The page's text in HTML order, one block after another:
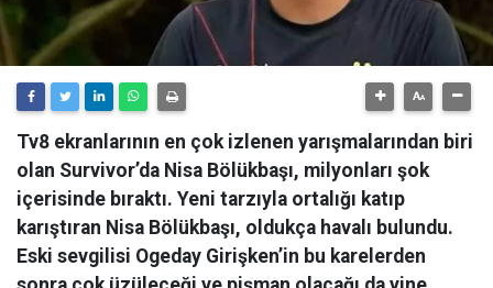
Tv8 ekranlarının en çok izlenen yarışmalarından biri
olan Survivor’da Nisa Bölükbaşı, milyonları şok
içerisinde bıraktı. Yeni tarzıyla ortalığı katıp
karıştıran Nisa Bölükbaşı, oldukça havalı bulundu.
Eski sevgilisi Ogeday Girişken’in bu karelerden